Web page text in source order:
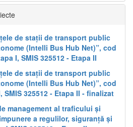
de stații de transport public
(Intelli Bus Hub Net)”, cod
I, SMIS 325512 - Etapa II
de stații de transport public
(Intelli Bus Hub Net)”, cod
SMIS 325512 - Etapa II - finalizat
management al traficului și
a regulilor, siguranță și